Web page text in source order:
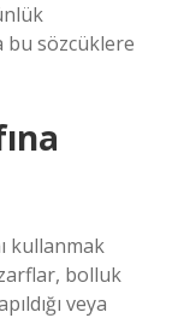
bu sözcüklere
kullanmak
bolluk
veya